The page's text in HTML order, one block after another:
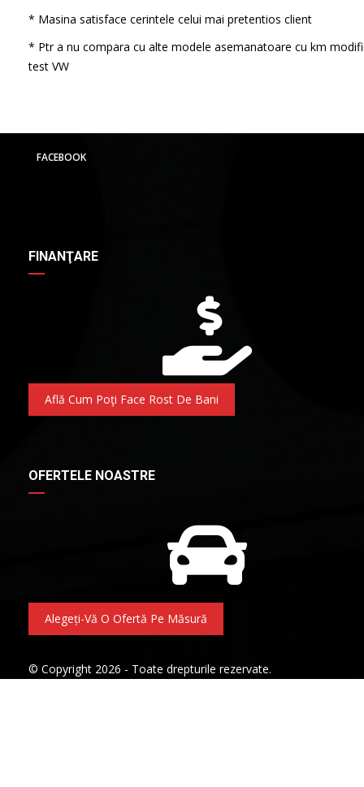
* Masina satisface cerintele celui mai pretentios client
* Ptr a nu compara cu alte modele asemanatoare cu km
test VW
FACEBOOK
FINANŢARE
Află Cum Poţi Face Rost De Bani
OFERTELE NOASTRE
Alegeți-Vă O Ofertă Pe Măsură
© Copyright 2026 - Toate drepturile rezervate.